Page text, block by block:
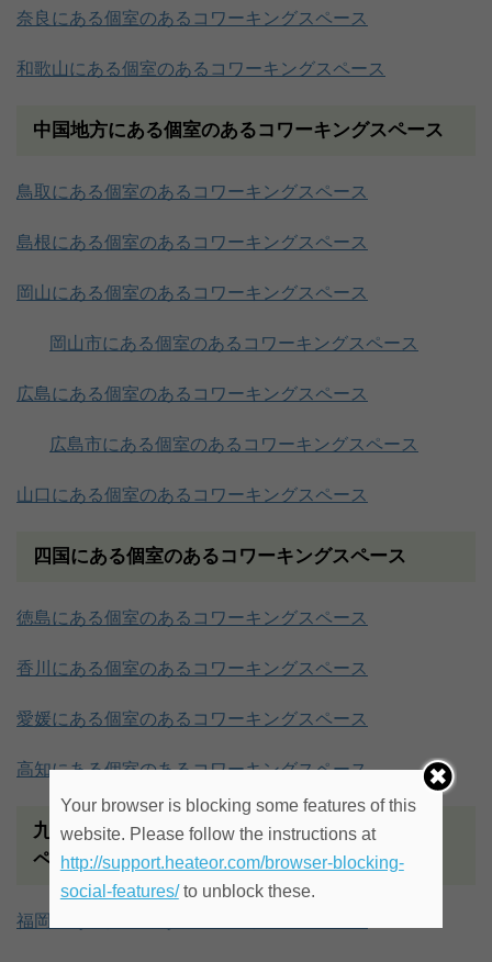
奈良にある個室のあるコワーキングスペース
和歌山にある個室のあるコワーキングスペース
中国地方にある個室のあるコワーキングスペース
鳥取にある個室のあるコワーキングスペース
島根にある個室のあるコワーキングスペース
岡山にある個室のあるコワーキングスペース
岡山市にある個室のあるコワーキングスペース
広島にある個室のあるコワーキングスペース
広島市にある個室のあるコワーキングスペース
山口にある個室のあるコワーキングスペース
四国にある個室のあるコワーキングスペース
徳島にある個室のあるコワーキングスペース
香川にある個室のあるコワーキングスペース
愛媛にある個室のあるコワーキングスペース
高知にある個室のあるコワーキングスペース
九州地方・沖縄にある個室のあるコワーキングス
ペース
福岡にある個室のあるコワーキングスペース
Your browser is blocking some features of this
website. Please follow the instructions at
http://support.heateor.com/browser-blocking-
social-features/to unblock these.